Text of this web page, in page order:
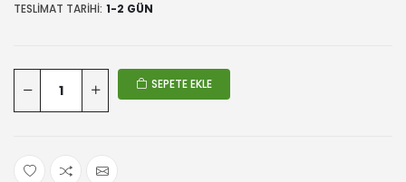
TESLIMAT TARIHI: 1-2 GÜN
SEPETE EKLE